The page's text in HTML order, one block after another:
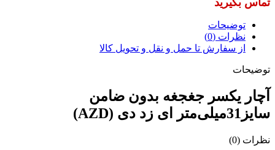
توضیحات
نظرات (0)
از سفارش تا حمل و نقل و تحویل کالا
توضیحات
آچار یکسر جغجغه بدون ضامن
سایز31میلی‌متر ای زد دی (AZD)
نظرات (0)